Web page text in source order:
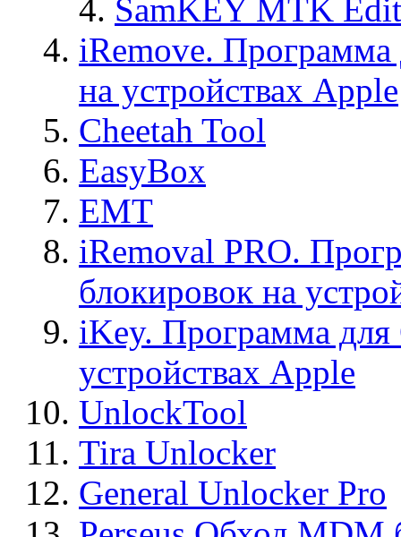
SamKEY MTK
iRemove. Программа
на устройствах Apple
Cheetah Tool
EasyBox
EMT
iRemoval PRO.
блокировок на
iKey. Программа для
устройствах Apple
UnlockTool
Tira Unlocker
General Unlocker Pro